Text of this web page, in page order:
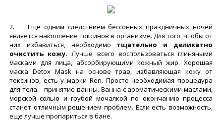
2. Еще одним следствием бессонных праздничных ночей
является накопление токсинов в организме. Для того, чтобы от
них избавиться, необходимо тщательно и деликатно
очистить кожу. Лучше всего воспользоваться глиняными
масками для лица, абсорбирующими кожный жир. Хорошая
маска Detox Mask на основе трав, избавляющая кожу от
токсинов, есть у марки Ren. Просто необходимая процедура
для тела – принятие ванны. Ванна с ароматическими маслами,
морской солью и грубой мочалкой по окончанию процесса
станет отличным решением проблем. Если есть возможность,
еще лучше пропариться в бане.